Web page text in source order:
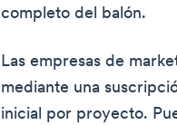
completo del balón.
Las empresas de
mediante una
inicial por proyecto.